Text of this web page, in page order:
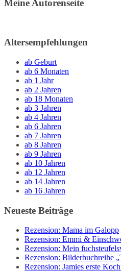
Meine Autorenseite
Altersempfehlungen
ab Geburt
ab 6 Monaten
ab 1 Jahr
ab 2 Jahren
ab 18 Monaten
ab 3 Jahren
ab 4 Jahren
ab 6 Jahren
ab 7 Jahren
ab 8 Jahren
ab 9 Jahren
ab 10 Jahren
ab 12 Jahren
ab 14 Jahren
ab 16 Jahren
Neueste Beiträge
Rezension: Mama im Galopp
Rezension: Emmi &
Rezension: Mein
Rezension: Bilderbuchreihe
Rezension: Jamies erste